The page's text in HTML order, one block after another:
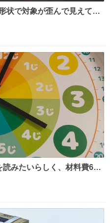
状で対象が歪んで見えてし
ない状態で観察しやすいよ
ると前に科博の先生から教
みたいらしく、材料費600
！ めっちゃ簡単！ ありがと